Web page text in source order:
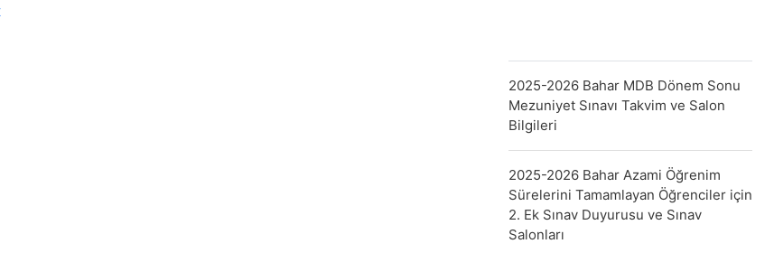
2025-2026 Bahar MDB Dönem Sonu
Mezuniyet Sınavı Takvim ve Salon
Bilgileri
2025-2026 Bahar Azami Öğrenim
Sürelerini Tamamlayan Öğrenciler için
2. Ek Sınav Duyurusu ve Sınav
Salonları